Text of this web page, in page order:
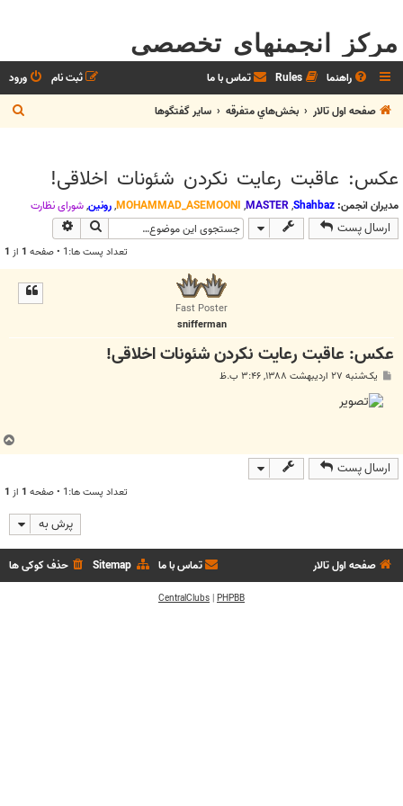
مرکز انجمنهای تخصصی
راهنما Rules تماس با ما ورود
ثبت نام
صفحه اول تالار
بخش‌‌هاي متفرقه ساير گفتگوها
س
عکس: عاقبت رعایت نکردن شئونات اخلاقی!
مدیران انجمن: Shahbaz
,
MASTER
,
MOHAMMAD_ASEMOONI
,رونین,شوراي نظارت
ارسال پست جستجو
تعداد پست ها:1 • صفحه 1 از 1
Fast Poster
snifferman
عکس: عاقبت رعایت نکردن شئونات اخلاقی!
ت
یک‌شنبه ۲۷ اردیبهشت ۱۳۸۸, ۳:۴۶ ب.ظ
ارسال پست
تعداد پست ها:1 • صفحه 1 از 1
پرش به
صفحه اول تالار حذف کوکی ها Sitemap تماس با ما
PHPBB
|
CentralClubs